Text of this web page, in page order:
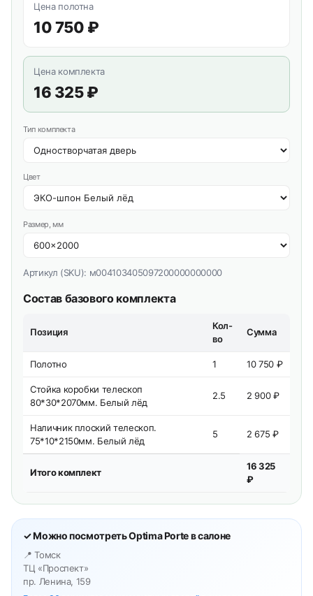
Цена полотна
10 750 ₽
Цена комплекта
16 325 ₽
Тип комплекта
Цвет
Размер, мм
Артикул (SKU): м004103405097200000000000
Состав базового комплекта
Позиция
Кол-
во
Сумма
Полотно 1 10 750 ₽
Стойка коробки телескоп
80*30*2070мм. Белый лёд
2.5 2 900 ₽
Наличник плоский телескоп.
75*10*2150мм. Белый лёд
5 2 675 ₽
Итого комплект
16 325
₽
✓ Можно посмотреть Optima Porte в салоне
📍 Томск
ТЦ «Проспект»
пр. Ленина, 159